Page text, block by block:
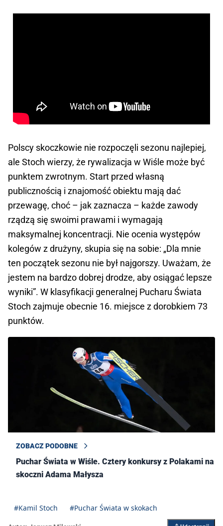
Polscy skoczkowie nie rozpoczęli sezonu najlepiej,
ale Stoch wierzy, że rywalizacja w Wiśle może być
punktem zwrotnym. Start przed własną
publicznością i znajomość obiektu mają dać
przewagę, choć – jak zaznacza – każde zawody
rządzą się swoimi prawami i wymagają
maksymalnej koncentracji. Nie ocenia występów
kolegów z drużyny, skupia się na sobie: „Dla mnie
ten początek sezonu nie był najgorszy. Uważam, że
jestem na bardzo dobrej drodze, aby osiągać lepsze
wyniki”. W klasyfikacji generalnej Pucharu Świata
Stoch zajmuje obecnie 16. miejsce z dorobkiem 73
punktów.
ZOBACZ PODOBNE
Puchar Świata w Wiśle. Cztery konkursy z Polakami na
skoczni Adama Małysza
#Kamil Stoch #Puchar Świata w skokach